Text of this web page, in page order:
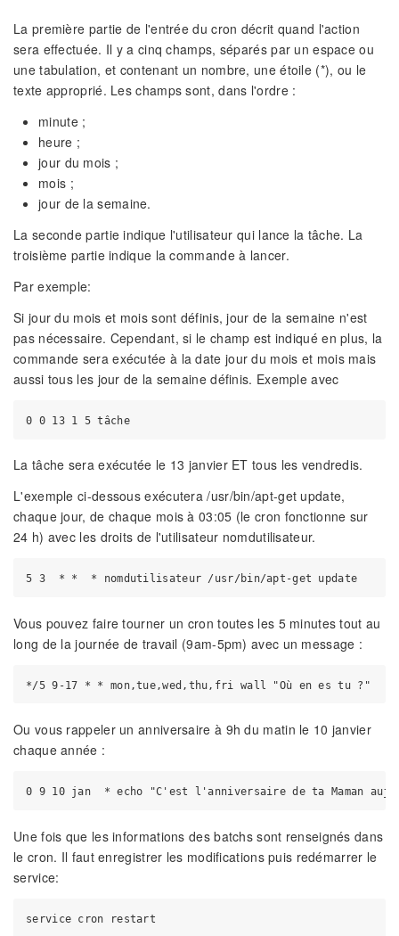
La première partie de l'entrée du cron décrit quand l'action
sera effectuée. Il y a cinq champs, séparés par un espace ou
une tabulation, et contenant un nombre, une étoile (*), ou le
texte approprié. Les champs sont, dans l'ordre :
minute ;
heure ;
jour du mois ;
mois ;
jour de la semaine.
La seconde partie indique l'utilisateur qui lance la tâche. La
troisième partie indique la commande à lancer.
Par exemple:
Si jour du mois et mois sont définis, jour de la semaine n'est
pas nécessaire. Cependant, si le champ est indiqué en plus, la
commande sera exécutée à la date jour du mois et mois mais
aussi tous les jour de la semaine définis. Exemple avec
0 0 13 1 5 tâche
La tâche sera exécutée le 13 janvier ET tous les vendredis.
L'exemple ci-dessous exécutera /usr/bin/apt-get update,
chaque jour, de chaque mois à 03:05 (le cron fonctionne sur
24 h) avec les droits de l'utilisateur nomdutilisateur.
Vous pouvez faire tourner un cron toutes les 5 minutes tout au
long de la journée de travail (9am-5pm) avec un message :
Ou vous rappeler un anniversaire à 9h du matin le 10 janvier
chaque année :
Une fois que les informations des batchs sont renseignés dans
le cron. Il faut enregistrer les modifications puis redémarrer le
service: